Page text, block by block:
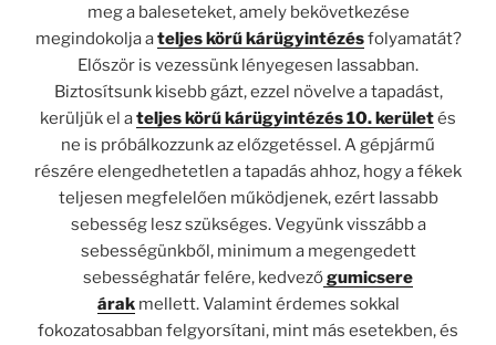
meg a baleseteket, amely bekövetkezése
megindokolja ateljes körű kárügyintézésfolyamatát?
Először is vezessünk lényegesen lassabban.
Biztosítsunk kisebb gázt, ezzel növelve a tapadást,
kerüljük el ateljes körű kárügyintézés 10. kerületés
ne is próbálkozzunk az előzgetéssel. A gépjármű
részére elengedhetetlen a tapadás ahhoz, hogy a fékek
teljesen megfelelően működjenek, ezért lassabb
sebesség lesz szükséges. Vegyünk visszább a
sebességünkből, minimum a megengedett
sebességhatár felére, kedvezőgumicsere
árakmellett. Valamint érdemes sokkal
fokozatosabban felgyorsítani, mint más esetekben, és